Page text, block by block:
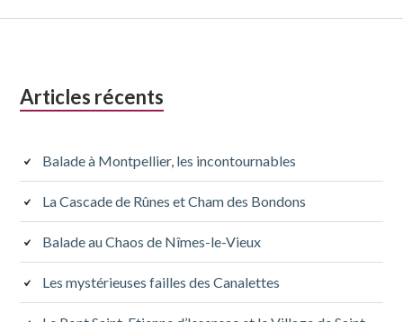
Colonne
subsidiaire
Articles récents
Balade à Montpellier, les incontournables
La Cascade de Rûnes et Cham des Bondons
Balade au Chaos de Nîmes-le-Vieux
Les mystérieuses failles des Canalettes